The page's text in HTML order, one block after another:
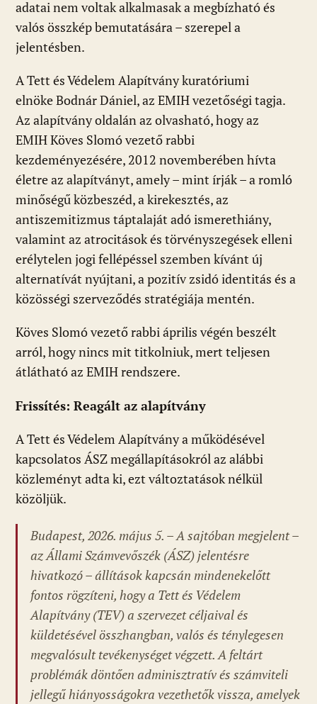
adatai nem voltak alkalmasak a megbízható és
valós összkép bemutatására – szerepel a
jelentésben.
A Tett és Védelem Alapítvány kuratóriumi
elnöke Bodnár Dániel, az EMIH vezetőségi tagja.
Az alapítvány oldalán az olvasható, hogy az
EMIH Köves Slomó vezető rabbi
kezdeményezésére, 2012 novemberében hívta
életre az alapítványt, amely – mint írják – a romló
minőségű közbeszéd, a kirekesztés, az
antiszemitizmus táptalaját adó ismerethiány,
valamint az atrocitások és törvényszegések elleni
erélytelen jogi fellépéssel szemben kívánt új
alternatívát nyújtani, a pozitív zsidó identitás és a
közösségi szerveződés stratégiája mentén.
Köves Slomó vezető rabbi április végén beszélt
arról, hogy nincs mit titkolniuk, mert teljesen
átlátható az EMIH rendszere.
Frissítés: Reagált az alapítvány
A Tett és Védelem Alapítvány a működésével
kapcsolatos ÁSZ megállapításokról az alábbi
közleményt adta ki, ezt változtatások nélkül
közöljük.
Budapest, 2026. május 5. – A sajtóban megjelent –
az Állami Számvevőszék (ÁSZ) jelentésre
hivatkozó – állítások kapcsán mindenekelőtt
fontos rögzíteni, hogy a Tett és Védelem
Alapítvány (TEV) a szervezet céljaival és
küldetésével összhangban, valós és ténylegesen
megvalósult tevékenységet végzett. A feltárt
problémák döntően adminisztratív és számviteli
jellegű hiányosságokra vezethetők vissza, amelyek